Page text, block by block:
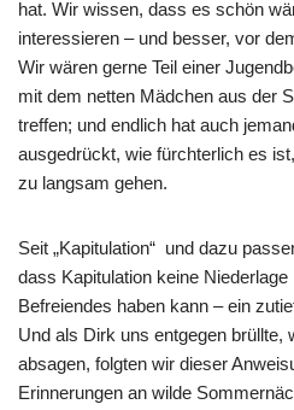
hat. Wir wissen, dass es schön
interessieren – und besser, vor
Wir wären gerne Teil einer
mit dem netten Mädchen aus der
treffen; und endlich hat auch
ausgedrückt, wie fürchterlich es
zu langsam gehen.
Seit „Kapitulation“ und dazu
dass Kapitulation keine
Befreiendes haben kann – ein
Und als Dirk uns entgegen brüllte,
absagen, folgten wir dieser
Erinnerungen an wilde